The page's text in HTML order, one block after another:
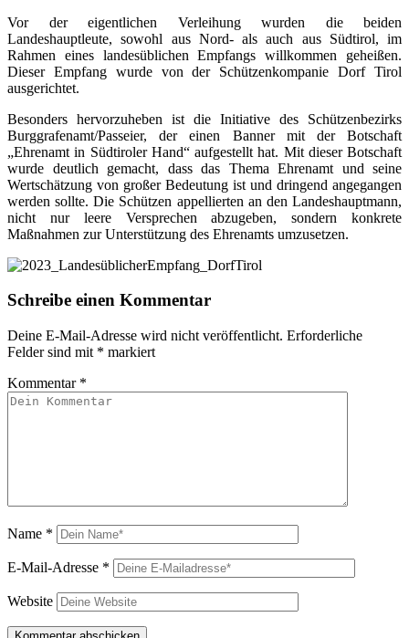
Vor der eigentlichen Verleihung wurden die beiden
Landeshauptleute, sowohl aus Nord- als auch aus Südtirol, im
Rahmen eines landesüblichen Empfangs willkommen geheißen.
Dieser Empfang wurde von der Schützenkompanie Dorf Tirol
ausgerichtet.
Besonders hervorzuheben ist die Initiative des Schützenbezirks
Burggrafenamt/Passeier, der einen Banner mit der Botschaft
„Ehrenamt in Südtiroler Hand“ aufgestellt hat. Mit dieser Botschaft
wurde deutlich gemacht, dass das Thema Ehrenamt und seine
Wertschätzung von großer Bedeutung ist und dringend angegangen
werden sollte. Die Schützen appellierten an den Landeshauptmann,
nicht nur leere Versprechen abzugeben, sondern konkrete
Maßnahmen zur Unterstützung des Ehrenamts umzusetzen.
Schreibe einen Kommentar
Deine E-Mail-Adresse wird nicht veröffentlicht. Erforderliche
Felder sind mit * markiert
Kommentar *
Name *
E-Mail-Adresse *
Website